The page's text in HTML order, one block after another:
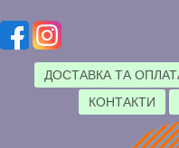
ДОСТАВКА ТА
КОНТАКТИ